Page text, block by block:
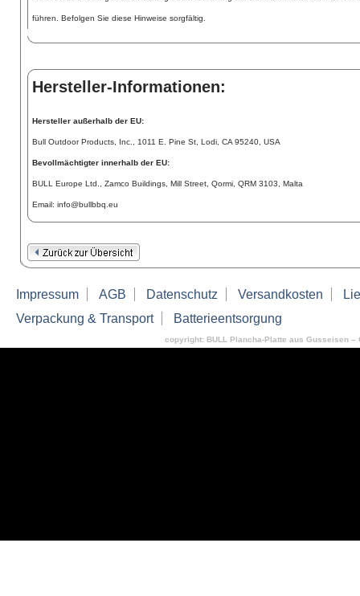
führen. Befolgen Sie diese Hinweise sorgfältig.
Hersteller-Informationen:
Hersteller außerhalb der EU:
Bull Outdoor Products, Inc., 1011 E. Pine St, Lodi, CA 95240, USA
Bevollmächtigter innerhalb der EU:
BULL Europe Ltd., Zamco Buildings, Mill Street, Qormi, QRM 3103, Malta
Email: info@bullbbq.eu
Impressum AGB Datenschutz Versandkosten
Verpackung & Transport
Batterieentsorgung
copyright: BULL Plancha-Platte aus Gusseisen